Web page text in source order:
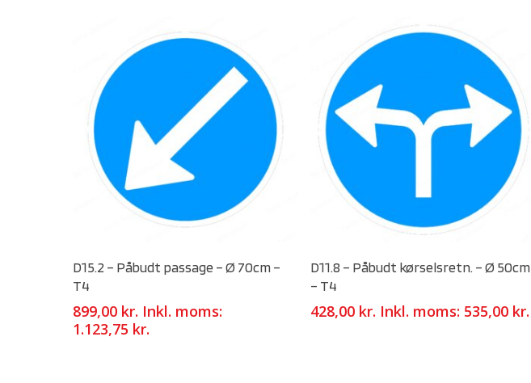
D15.2 – Påbudt passage – Ø 70cm –
T4
899,00 kr. Inkl. moms:
1.123,75 kr.
D11.8 – Påbudt kørselsretn. – Ø 50cm
– T4
428,00 kr. Inkl. moms: 535,00 kr.